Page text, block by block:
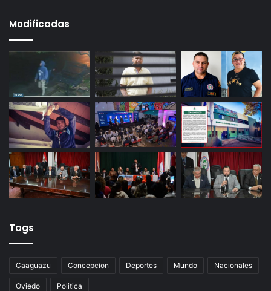
Modificadas
Tags
Caaguazu Concepcion Deportes Mundo Nacionales
Oviedo Politica